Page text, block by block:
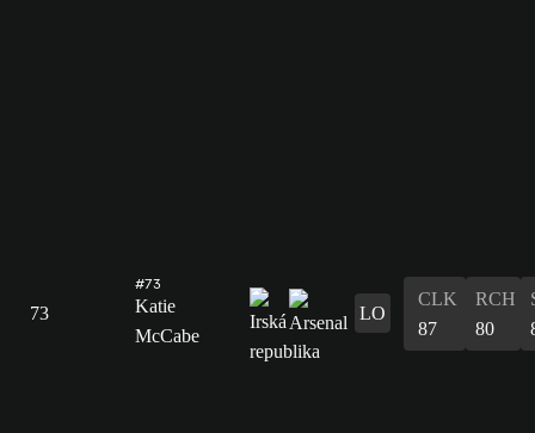
73
#73
Katie
McCabe
LO
CLK
87
RCH
80